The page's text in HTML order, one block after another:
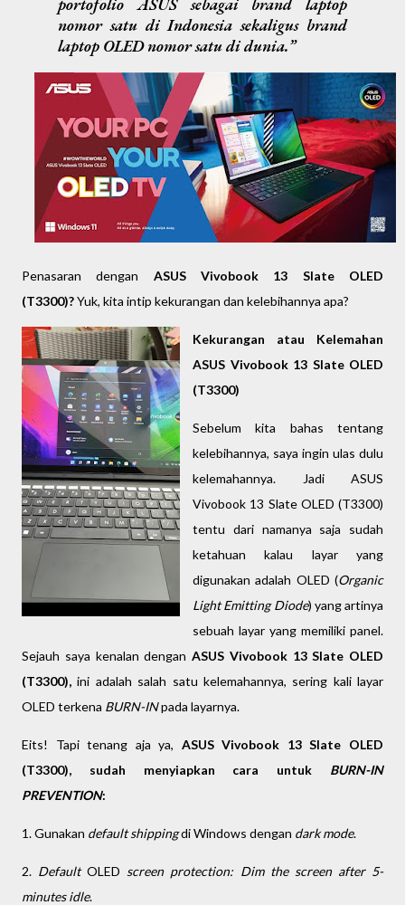
nomor satu di Indonesia sekaligus brand
laptop OLED nomor satu di dunia.
Penasaran dengan ASUS Vivobook 13 Slate OLED
(T3300)?Yuk, kita intip kekurangan dan kelebihannya apa?
Kekurangan atau Kelemahan
ASUS Vivobook 13 Slate OLED
(T3300)
Sebelum kita bahas tentang
kelebihannya, saya ingin ulas dulu
kelemahannya. Jadi ASUS
Vivobook 13 Slate OLED (T3300)
tentu dari namanya saja sudah
ketahuan kalau layar yang
digunakan adalah OLED (Organic
Light Emitting Diode) yang artinya
sebuah layar yang memiliki panel.
Sejauh saya kenalan dengan ASUS Vivobook 13 Slate OLED
(T3300),ini adalah salah satu kelemahannya, sering kali layar
OLED terkena BURN-INpada layarnya.
Eits! Tapi tenang aja ya, ASUS Vivobook 13 Slate OLED
(T3300), sudah menyiapkan cara untuk BURN-IN
PREVENTION:
1. Gunakan default shippingdi Windows dengan dark mode.
2. DefaultOLED screen protection: Dim the screen after 5-
minutes idle.